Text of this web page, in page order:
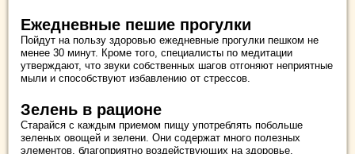
Ежедневные пешие прогулки
Пойдут на пользу здоровью ежедневные прогулки пешком не
менее 30 минут. Кроме того, специалисты по медитации
утверждают, что звуки собственных шагов отгоняют неприятные
мыли и способствуют избавлению от стрессов.
Зелень в рационе
Старайся с каждым приемом пищу употреблять побольше
зеленых овощей и зелени. Они содержат много полезных
элементов, благоприятно воздействующих на здоровье.